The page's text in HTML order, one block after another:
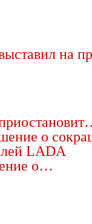
на
о…